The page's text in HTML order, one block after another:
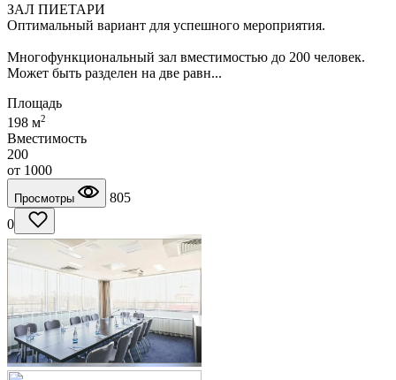
ЗАЛ ПИЕТАРИ
Оптимальный вариант для успешного мероприятия.
Многофункциональный зал вместимостью до 200 человек.
Может быть разделен на две равн...
Площадь
198 м2
Вместимость
200
от 1000
Просмотры
805
0